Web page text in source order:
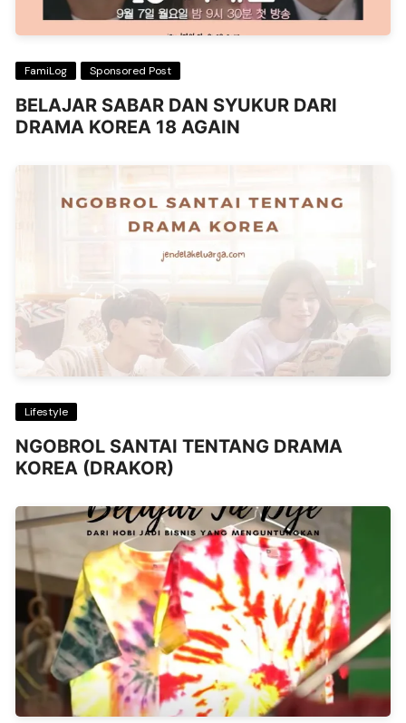
FamiLog Sponsored Post
BELAJAR SABAR DAN SYUKUR DARI
DRAMA KOREA 18 AGAIN
Lifestyle
NGOBROL SANTAI TENTANG DRAMA
KOREA (DRAKOR)